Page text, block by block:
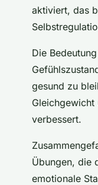
aktiviert, das
Die
gesund zu
verbessert.
Übungen, die
emotionale